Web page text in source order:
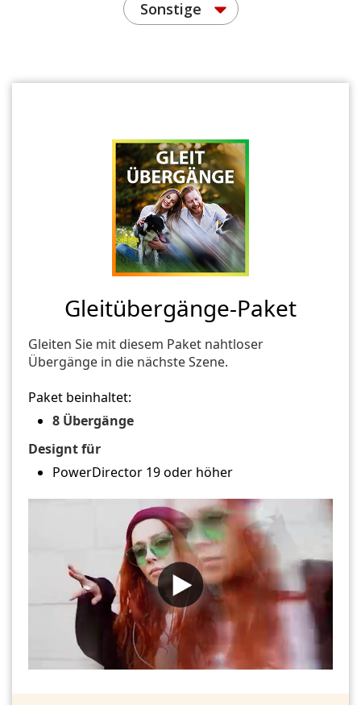
Sonstige
Gleitübergänge-Paket
Gleiten Sie mit diesem Paket nahtloser
Übergänge in die nächste Szene.
Paket beinhaltet:
8 Übergänge
Designt für
PowerDirector 19 oder höher